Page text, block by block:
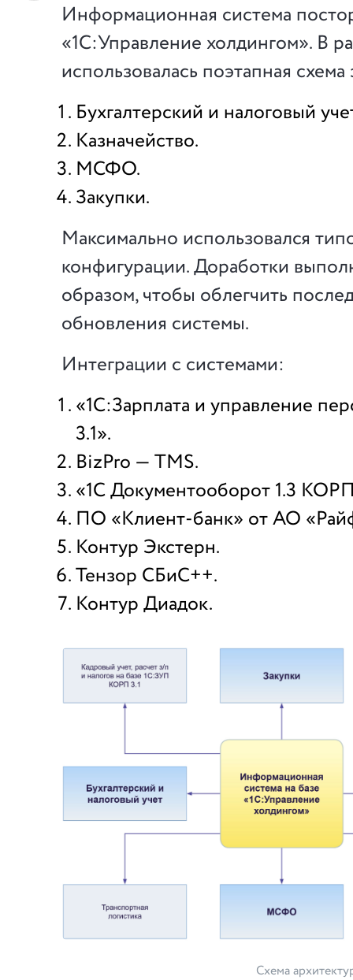
Информационная система
«1С:Управление холдингом». В
использовалась поэтапная
Бухгалтерский и налоговый
Казначейство.
МСФО.
Закупки.
Максимально использовался
конфигурации. Доработки
образом, чтобы облегчить
обновления системы.
Интеграции с системами:
«1C:Зарплата и управление
3.1».
BizPro — TMS.
«1С Документооборот 1.3
ПО «Клиент-банк» от АО
Контур Экстерн.
Тензор СБиС++.
Контур Диадок.
Схема